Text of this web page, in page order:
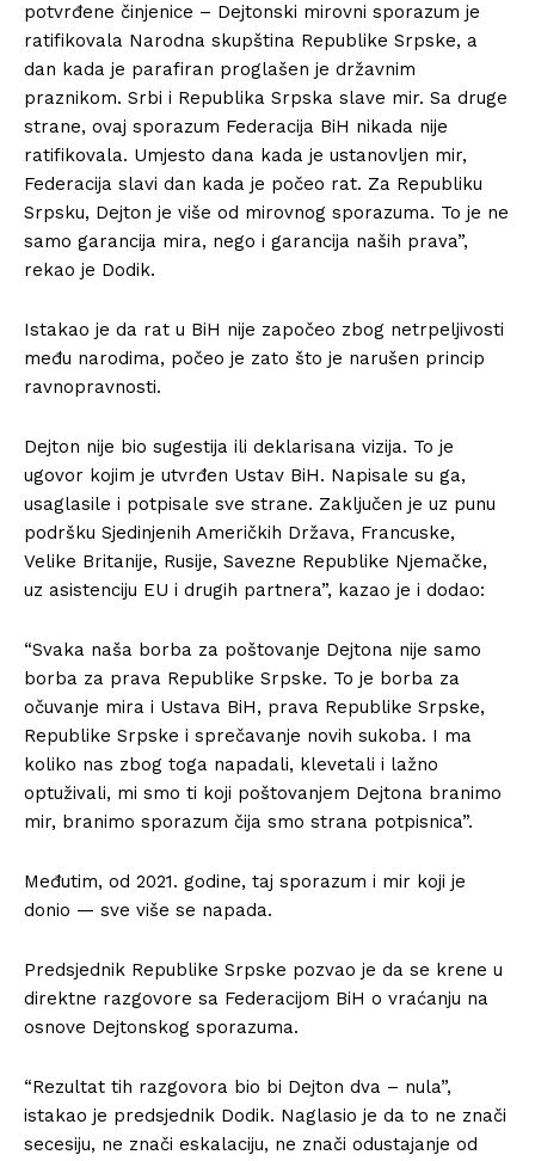
potvrđene činjenice – Dejtonski mirovni sporazum je
ratifikovala Narodna skupština Republike Srpske, a
dan kada je parafiran proglašen je državnim
praznikom. Srbi i Republika Srpska slave mir. Sa druge
strane, ovaj sporazum Federacija BiH nikada nije
ratifikovala. Umjesto dana kada je ustanovljen mir,
Federacija slavi dan kada je počeo rat. Za Republiku
Srpsku, Dejton je više od mirovnog sporazuma. To je ne
samo garancija mira, nego i garancija naših prava”,
rekao je Dodik.
Istakao je da rat u BiH nije započeo zbog netrpeljivosti
među narodima, počeo je zato što je narušen princip
ravnopravnosti.
Dejton nije bio sugestija ili deklarisana vizija. To je
ugovor kojim je utvrđen Ustav BiH. Napisale su ga,
usaglasile i potpisale sve strane. Zaključen je uz punu
podršku Sjedinjenih Američkih Država, Francuske,
Velike Britanije, Rusije, Savezne Republike Njemačke,
uz asistenciju EU i drugih partnera”, kazao je i dodao:
“Svaka naša borba za poštovanje Dejtona nije samo
borba za prava Republike Srpske. To je borba za
očuvanje mira i Ustava BiH, prava Republike Srpske,
Republike Srpske i sprečavanje novih sukoba. I ma
koliko nas zbog toga napadali, klevetali i lažno
optuživali, mi smo ti koji poštovanjem Dejtona branimo
mir, branimo sporazum čija smo strana potpisnica”.
Međutim, od 2021. godine, taj sporazum i mir koji je
donio — sve više se napada.
Predsjednik Republike Srpske pozvao je da se krene u
direktne razgovore sa Federacijom BiH o vraćanju na
osnove Dejtonskog sporazuma.
“Rezultat tih razgovora bio bi Dejton dva – nula”,
istakao je predsjednik Dodik. Naglasio je da to ne znači
secesiju, ne znači eskalaciju, ne znači odustajanje od